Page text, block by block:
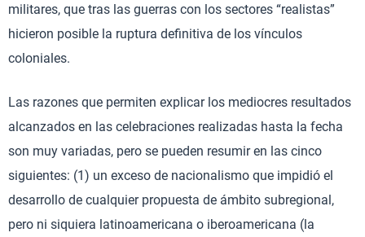
militares, que tras las guerras con los sectores “realistas”
hicieron posible la ruptura definitiva de los vínculos
coloniales.
Las razones que permiten explicar los mediocres resultados
alcanzados en las celebraciones realizadas hasta la fecha
son muy variadas, pero se pueden resumir en las cinco
siguientes: (1) un exceso de nacionalismo que impidió el
desarrollo de cualquier propuesta de ámbito subregional,
pero ni siquiera latinoamericana o iberoamericana (la